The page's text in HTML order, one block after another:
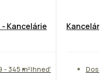
- Kancelárie
345 m²Ihneď